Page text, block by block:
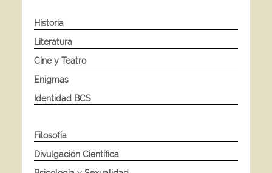
Historia
Literatura
Cine y Teatro
Enigmas
Identidad BCS
Filosofía
Divulgación Científica